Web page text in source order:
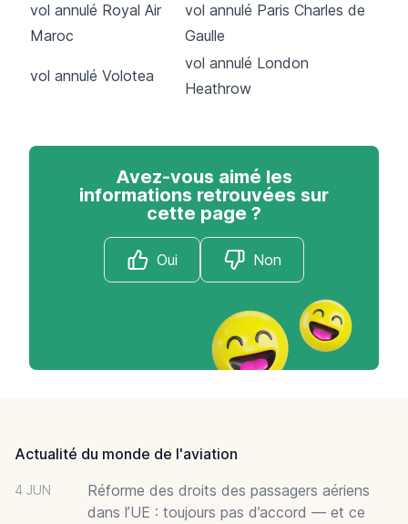
vol annulé Royal Air
Maroc
vol annulé Paris Charles de
Gaulle
vol annulé Volotea
vol annulé London
Heathrow
Avez-vous aimé les
informations retrouvées sur
cette page ?
Oui Non
Actualité du monde de l'aviation
4 JUN
Réforme des droits des passagers aériens
dans l’UE : toujours pas d’accord — et ce